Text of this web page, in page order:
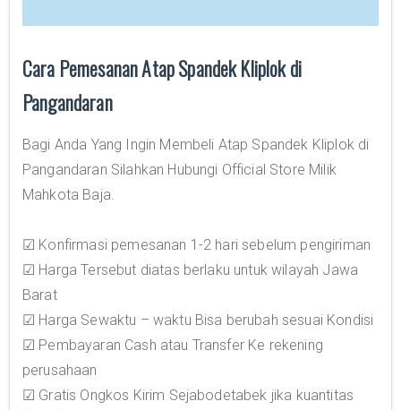
Cara Pemesanan Atap Spandek Kliplok di
Pangandaran
Bagi Anda Yang Ingin Membeli Atap Spandek Kliplok di
Pangandaran Silahkan Hubungi Official Store Milik
Mahkota Baja.
☑ Konfirmasi pemesanan 1-2 hari sebelum pengiriman
☑ Harga Tersebut diatas berlaku untuk wilayah Jawa
Barat
☑ Harga Sewaktu – waktu Bisa berubah sesuai Kondisi
☑ Pembayaran Cash atau Transfer Ke rekening
perusahaan
☑ Gratis Ongkos Kirim Sejabodetabek jika kuantitas